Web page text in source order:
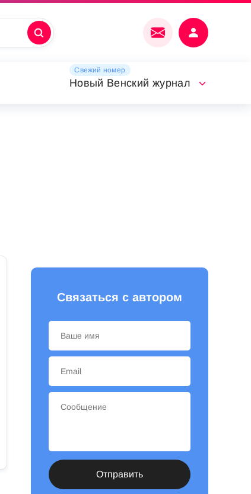
Свежий номер
Новый Венский журнал
Связаться с автором
Отправить